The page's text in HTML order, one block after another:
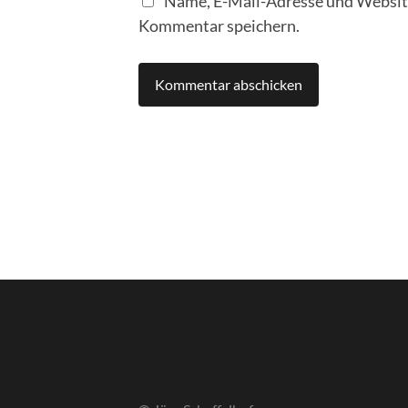
Kommentar speichern.